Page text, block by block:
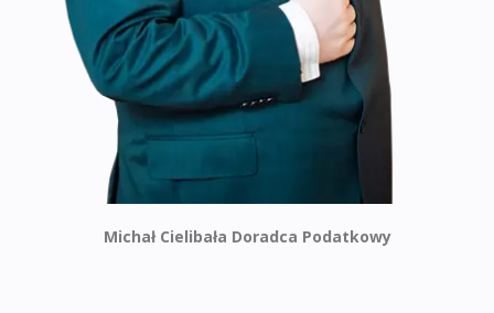
Michał Cielibała Doradca Podatkowy